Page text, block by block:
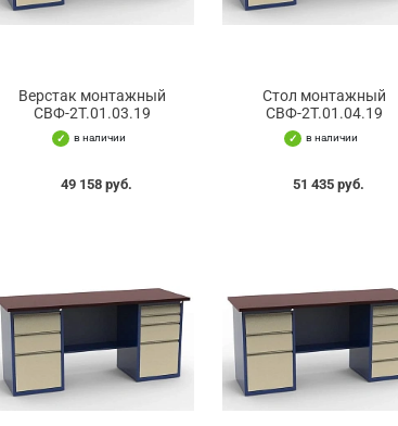
Верстак монтажный
СВФ-2Т.01.03.19
в наличии
49 158 руб.
Стол монтажный
СВФ-2Т.01.04.19
в наличии
51 435 руб.